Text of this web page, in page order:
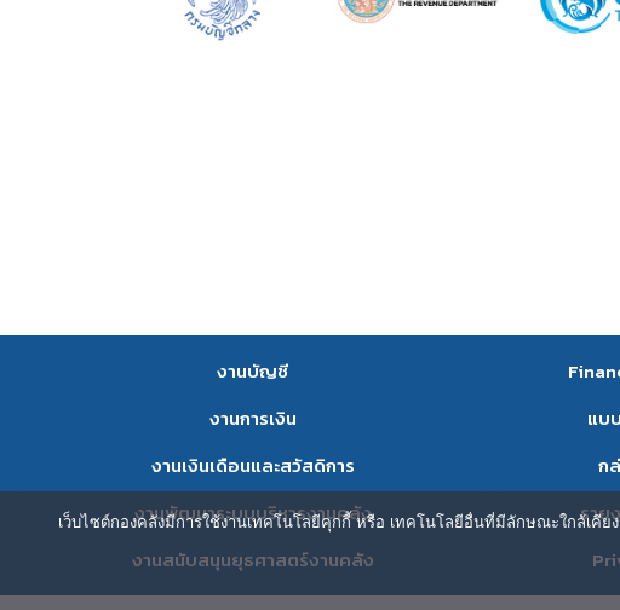
งานบัญชี
งานการเงิน
งานเงินเดือนและสวัสดิการ
งานพัฒนาระบบบริหารงานคลัง
งานสนับสนุนยุธศาสตร์งานคลัง
แบ
ก
ราย
เว็บไซต์กองคลังมีการใช้งานเทคโนโลยีคุกกี้ หรือ เทคโนโลยีอื่นที่มีลักษณะใกล้เคี